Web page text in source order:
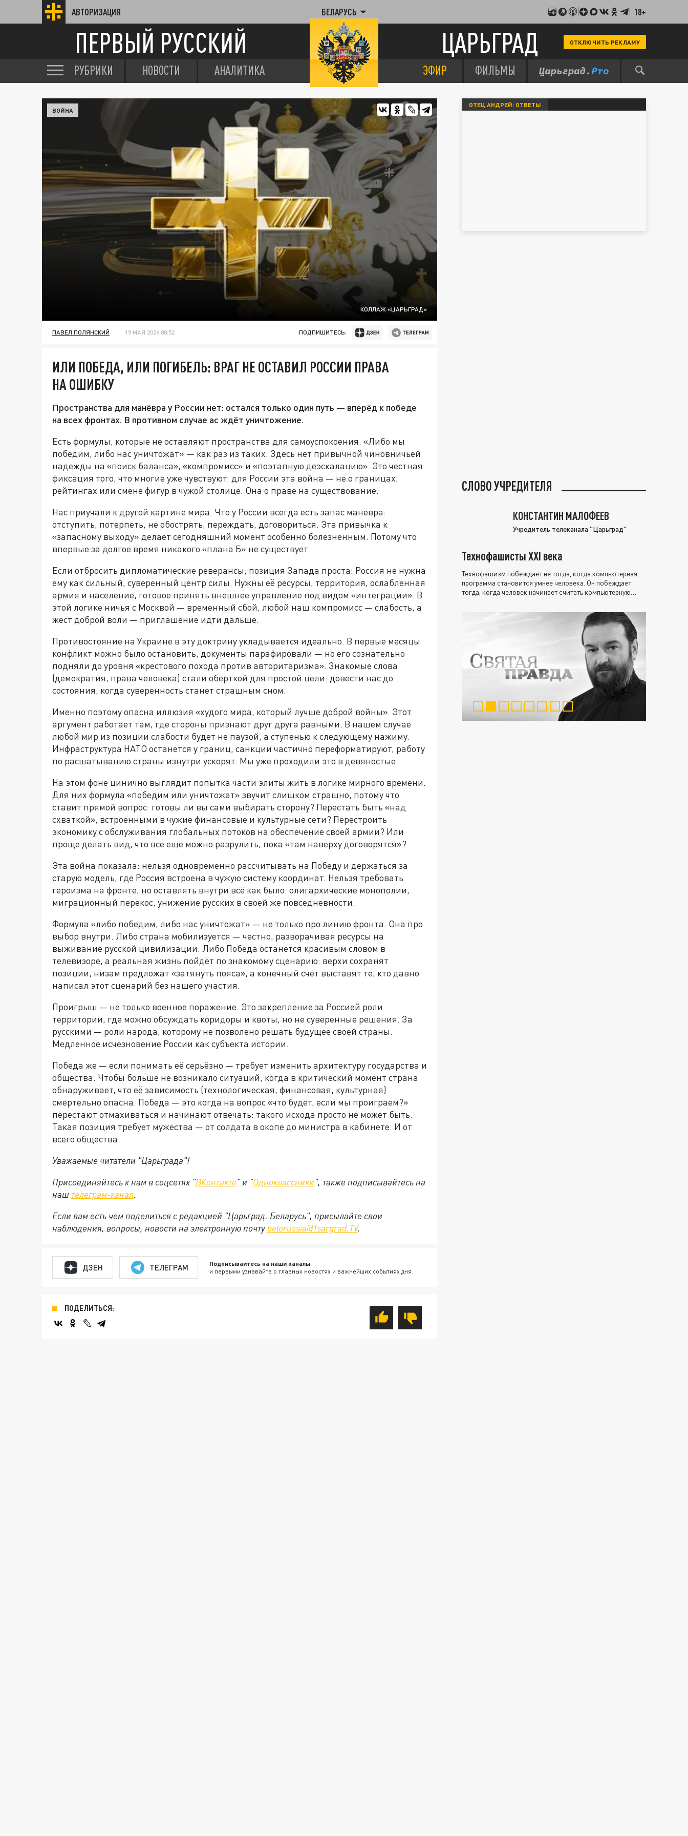
АВТОРИЗАЦИЯ БЕЛАРУСЬ 18+
ПЕРВЫЙ РУССКИЙ ЦАРЬГРАД ОТКЛЮЧИТЬ РЕКЛАМУ
РУБРИКИ НОВОСТИ АНАЛИТИКА ЭФИР ФИЛЬМЫ
КОЛЛАЖ «ЦАРЬГРАД»
ВОЙНА
ПАВЕЛ ПОЛЯНСКИЙ 19 МАЯ 2026 08:52 ПОДПИШИТЕСЬ:
ИЛИ ПОБЕДА, ИЛИ ПОГИБЕЛЬ: ВРАГ НЕ ОСТАВИЛ РОССИИ ПРАВА
НА ОШИБКУ
Пространства для манёвра у России нет: остался только один путь — вперёд к победе
на всех фронтах. В противном случае ас ждёт уничтожение.
Есть формулы, которые не оставляют пространства для самоуспокоения. «Либо мы
победим, либо нас уничтожат» — как раз из таких. Здесь нет привычной чиновничьей
надежды на «поиск баланса», «компромисс» и «поэтапную деэскалацию». Это честная
фиксация того, что многие уже чувствуют: для России эта война — не о границах,
рейтингах или смене фигур в чужой столице. Она о праве на существование.
Нас приучали к другой картине мира. Что у России всегда есть запас манёвра:
отступить, потерпеть, не обострять, переждать, договориться. Эта привычка к
«запасному выходу» делает сегодняшний момент особенно болезненным. Потому что
впервые за долгое время никакого «плана Б» не существует.
Если отбросить дипломатические реверансы, позиция Запада проста: Россия не нужна
ему как сильный, суверенный центр силы. Нужны её ресурсы, территория, ослабленная
армия и население, готовое принять внешнее управление под видом «интеграции». В
этой логике ничья с Москвой — временный сбой, любой наш компромисс — слабость, а
жест доброй воли — приглашение идти дальше.
Противостояние на Украине в эту доктрину укладывается идеально. В первые месяцы
конфликт можно было остановить, документы парафировали — но его сознательно
подняли до уровня «крестового похода против авторитаризма». Знакомые слова
(демократия, права человека) стали обёрткой для простой цели: довести нас до
состояния, когда суверенность станет страшным сном.
Именно поэтому опасна иллюзия «худого мира, который лучше доброй войны». Этот
аргумент работает там, где стороны признают друг друга равными. В нашем случае
любой мир из позиции слабости будет не паузой, а ступенью к следующему нажиму.
Инфраструктура НАТО останется у границ, санкции частично переформатируют, работу
по расшатыванию страны изнутри ускорят. Мы уже проходили это в девяностые.
На этом фоне цинично выглядит попытка части элиты жить в логике мирного времени.
Для них формула «победим или уничтожат» звучит слишком страшно, потому что
ставит прямой вопрос: готовы ли вы сами выбирать сторону? Перестать быть «над
схваткой», встроенными в чужие финансовые и культурные сети? Перестроить
экономику с обслуживания глобальных потоков на обеспечение своей армии? Или
проще делать вид, что всё ещё можно разрулить, пока «там наверху договорятся»?
Эта война показала: нельзя одновременно рассчитывать на Победу и держаться за
старую модель, где Россия встроена в чужую систему координат. Нельзя требовать
героизма на фронте, но оставлять внутри всё как было: олигархические монополии,
миграционный перекос, унижение русских в своей же повседневности.
Формула «либо победим, либо нас уничтожат» — не только про линию фронта. Она про
выбор внутри. Либо страна мобилизуется — честно, разворачивая ресурсы на
выживание русской цивилизации. Либо Победа останется красивым словом в
телевизоре, а реальная жизнь пойдёт по знакомому сценарию: верхи сохранят
позиции, низам предложат «затянуть пояса», а конечный счёт выставят те, кто давно
написал этот сценарий без нашего участия.
Проигрыш — не только военное поражение. Это закрепление за Россией роли
территории, где можно обсуждать коридоры и квоты, но не суверенные решения. За
русскими — роли народа, которому не позволено решать будущее своей страны.
Медленное исчезновение России как субъекта истории.
Победа же — если понимать её серьёзно — требует изменить архитектуру государства и
общества. Чтобы больше не возникало ситуаций, когда в критический момент страна
обнаруживает, что её зависимость (технологическая, финансовая, культурная)
смертельно опасна. Победа — это когда на вопрос «что будет, если мы проиграем?»
перестают отмахиваться и начинают отвечать: такого исхода просто не может быть.
Такая позиция требует мужества — от солдата в окопе до министра в кабинете. И от
всего общества.
Уважаемые читатели "Царьграда"!
Присоединяйтесь к нам в соцсетях "ВКонтакте" и "Одноклассники", также подписывайтесь на
наш телеграм-канал.
Если вам есть чем поделиться с редакцией "Царьград. Беларусь", присылайте свои
наблюдения, вопросы, новости на электронную почту belorussia@Tsargrad.TV.
ДЗЕН ТЕЛЕГРАМ Подписывайтесь на наши каналы
и первыми узнавайте о главных новостях и важнейших событиях дня.
ПОДЕЛИТЬСЯ:
ОТЕЦ АНДРЕЙ: ОТВЕТЫ
СЛОВО УЧРЕДИТЕЛЯ
КОНСТАНТИН МАЛОФЕЕВ
Учредитель телеканала "Царьград"
Технофашисты XXI века
Технофашизм побеждает не тогда, когда компьютерная
программа становится умнее человека. Он побеждает
тогда, когда человек начинает считать компьютерную